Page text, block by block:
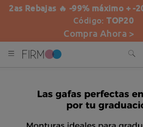
2as Rebajas 🔥 -99% máximo + -
Código:TOP20
Compra Ahora >